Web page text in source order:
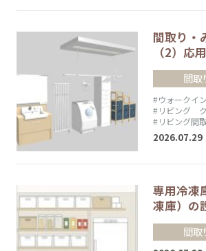
間取り・
（2）
間取
#ウォークイ
#リビング
#リビング間
2026.07.29
専用冷凍
凍庫）の
間取